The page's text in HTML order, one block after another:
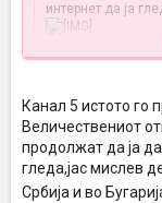
интернет да ја
Нашиве се заебаа,
оти првата сезона
20 епизода.Топрак
вика сестри.
Дури ни првата
Инаку серијата во
Канал 5 истото го
Величествениот
продолжат да ја
гледа,јас мислев
Србија и во